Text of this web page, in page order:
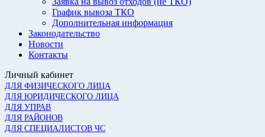
График вывоза ТКО
Дополнительная информация
Законодательство
Новости
Контакты
Личный кабинет
ДЛЯ ФИЗИЧЕСКОГО ЛИЦА
ДЛЯ ЮРИДИЧЕСКОГО ЛИЦА
ДЛЯ УПРАВ
ДЛЯ РАЙОНОВ
ДЛЯ СПЕЦИАЛИСТОВ ЧС